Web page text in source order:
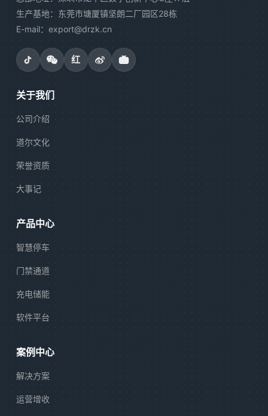
生产基地：东莞市塘厦镇坚朗二厂园区28栋
E-mail：export@drzk.cn
红
关于我们
公司介绍
道尔文化
荣誉资质
大事记
产品中心
智慧停车
门禁通道
充电储能
软件平台
案例中心
解决方案
运营增收